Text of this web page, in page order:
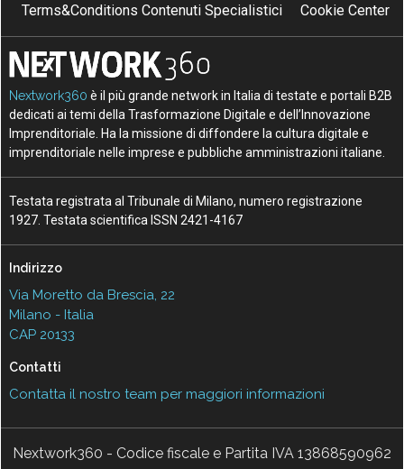
Terms&Conditions Contenuti Specialistici
Cookie Center
Nextwork360 è il più grande network in Italia di testate e portali B2B
dedicati ai temi della Trasformazione Digitale e dell’Innovazione
Imprenditoriale. Ha la missione di diffondere la cultura digitale e
imprenditoriale nelle imprese e pubbliche amministrazioni italiane.
Testata registrata al Tribunale di Milano, numero registrazione
1927. Testata scientifica ISSN 2421-4167
Indirizzo
Via Moretto da Brescia, 22
Milano - Italia
CAP 20133
Contatti
Contatta il nostro team per maggiori informazioni
Nextwork360 - Codice fiscale e Partita IVA 13868590962